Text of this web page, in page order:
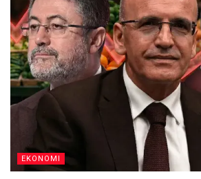
EKONOMI